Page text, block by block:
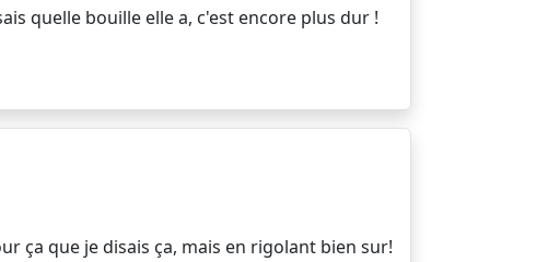
quelle bouille elle a, c'est encore plus dur !
ça que je disais ça, mais en rigolant bien sur!